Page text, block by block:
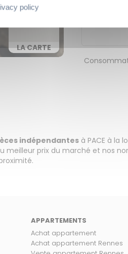
LA CARTE
indépendantes à PACE à la
meilleur prix du marché et nos
APPARTEMENTS
Achat appartement
Achat appartement Rennes
policy